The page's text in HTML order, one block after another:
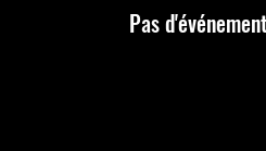
Pas